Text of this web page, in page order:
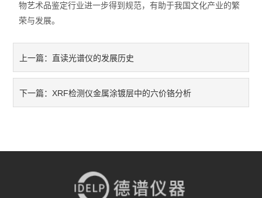
物艺术品鉴定行业进一步得到规范，有助于我国文化产业的繁
荣与发展。
上一篇： 直读光谱仪的发展历史
下一篇：XRF检测仪金属涂镀层中的六价铬分析